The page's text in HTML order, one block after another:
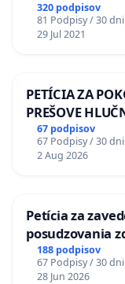
320 podpisov
81 Podpisy / 30 dni
29 Jul 2021
PETÍCIA ZA
PREŠOVE
LEN OD 9.00
TÝŽDEŇ CIEĽ
KONTROLA
67 podpisov
67 Podpisy / 30 dni
2 Aug 2026
Petícia za
posudzovania
diabetom 1. a
Policajného
188 podpisov
67 Podpisy / 30 dni
28 Jun 2026